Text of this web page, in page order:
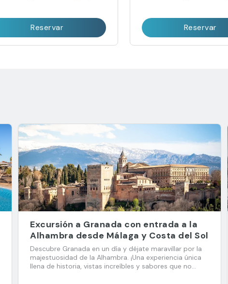
Reservar Reservar
Excursión a Granada con entrada a la
Alhambra desde Málaga y Costa del Sol
Descubre Granada en un día y déjate maravillar por la
majestuosidad de la Alhambra. ¡Una experiencia única
llena de historia, vistas increíbles y sabores que no